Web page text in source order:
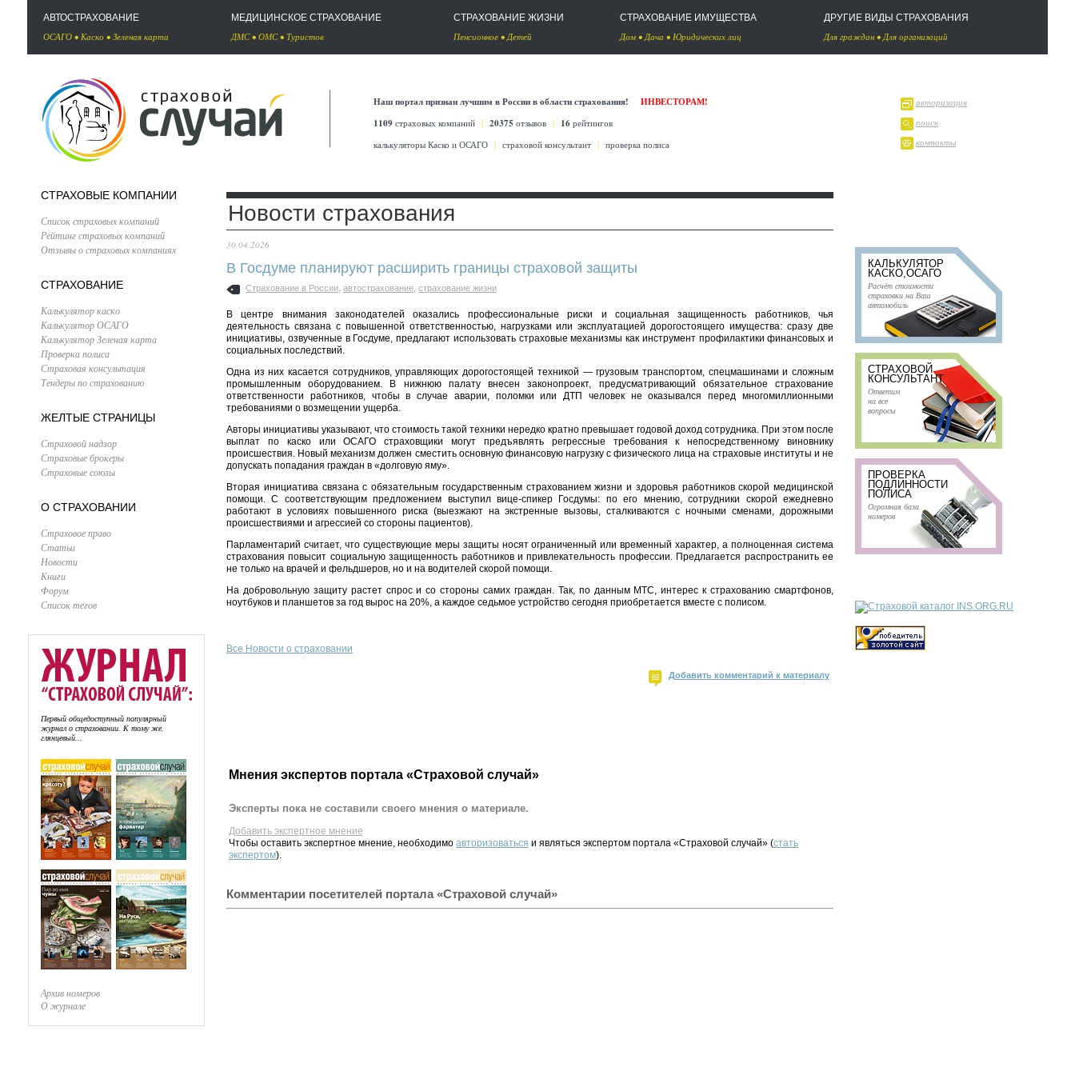
АВТОСТРАХОВАНИЕ
ОСАГО • Каско • Зеленая карта
МЕДИЦИНСКОЕ СТРАХОВАНИЕ
ДМС• ОМС• Туристов
СТРАХОВАНИЕ ЖИЗНИ
Пенсионное •Детей
СТРАХОВАНИЕ ИМУЩЕСТВА
Дом •Дача • Юридических лиц
ДРУГИЕ ВИДЫ СТРАХОВАНИЯ
Для граждан •Для организаций
Наш портал признан лучшим в России в области страхования!
ИНВЕСТОРАМ!
1109 страховых компаний | 20375 отзывов | 16 рейтингов
калькуляторы Каско и ОСАГО | страховой консультант | проверка полиса
авторизация
поиск
контакты
СТРАХОВЫЕ КОМПАНИИ
Список страховых компаний
Рейтинг страховых компаний
Отзывы о страховых компаниях
СТРАХОВАНИЕ
Калькулятор каско
Калькулятор ОСАГО
Калькулятор Зеленая карта
Проверка полиса
Страховая консультация
Тендеры по страхованию
ЖЕЛТЫЕ СТРАНИЦЫ
Страховой надзор
Страховые брокеры
Страховые союзы
О СТРАХОВАНИИ
Страховое право
Статьи
Новости
Книги
Форум
Список тегов
Первый общедоступный популярный
журнал о страховании. К тому же,
глянцевый...
Архив номеров
О журнале
Новости страхования
30.04.2026
В Госдуме планируют расширить границы страховой защиты
Страхование в России автострахование страхование жизни
В центре внимания законодателей оказались профессиональные риски и социальная защищенность работников, чья
деятельность связана с повышенной ответственностью, нагрузками или эксплуатацией дорогостоящего имущества: сразу две
инициативы, озвученные в Госдуме, предлагают использовать страховые механизмы как инструмент профилактики финансовых и
социальных последствий.
Одна из них касается сотрудников, управляющих дорогостоящей техникой — грузовым транспортом, спецмашинами и сложным
промышленным оборудованием. В нижнюю палату внесен законопроект, предусматривающий обязательное страхование
ответственности работников, чтобы в случае аварии, поломки или ДТП человек не оказывался перед многомиллионными
требованиями о возмещении ущерба.
Авторы инициативы указывают, что стоимость такой техники нередко кратно превышает годовой доход сотрудника. При этом после
выплат по каско или ОСАГО страховщики могут предъявлять регрессные требования к непосредственному виновнику
происшествия. Новый механизм должен сместить основную финансовую нагрузку с физического лица на страховые институты и не
допускать попадания граждан в «долговую яму».
Вторая инициатива связана с обязательным государственным страхованием жизни и здоровья работников скорой медицинской
помощи. С соответствующим предложением выступил вице-спикер Госдумы: по его мнению, сотрудники скорой ежедневно
работают в условиях повышенного риска (выезжают на экстренные вызовы, сталкиваются с ночными сменами, дорожными
происшествиями и агрессией со стороны пациентов).
Парламентарий считает, что существующие меры защиты носят ограниченный или временный характер, а полноценная система
страхования повысит социальную защищенность работников и привлекательность профессии. Предлагается распространить ее
не только на врачей и фельдшеров, но и на водителей скорой помощи.
На добровольную защиту растет спрос и со стороны самих граждан. Так, по данным МТС, интерес к страхованию смартфонов,
ноутбуков и планшетов за год вырос на 20%, а каждое седьмое устройство сегодня приобретается вместе с полисом.
Все Новости о страховании
Добавить комментарий к материалу
Мнения экспертов портала «Страховой случай»
Эксперты пока не составили своего мнения о материале.
Добавить экспертное мнение
Чтобы оставить экспертное мнение, необходимо авторизоваться и являться экспертом портала «Страховой случай» (стать
экспертом).
Комментарии посетителей портала «Страховой случай»
КАЛЬКУЛЯТОР
КАСКО,ОСАГО
Расчёт стоимости
страховки на Ваш
автомобиль
СТРАХОВОЙ
КОНСУЛЬТАНТ
Ответим
на все
вопросы
ПРОВЕРКА
ПОДЛИННОСТИ
ПОЛИСА
Огромная база
номеров